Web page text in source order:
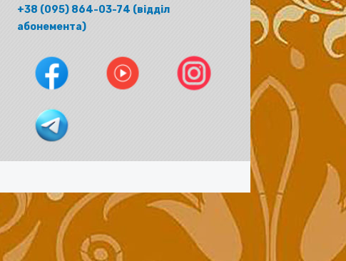
+38 (095) 864-03-74 (відділ
абонемента)